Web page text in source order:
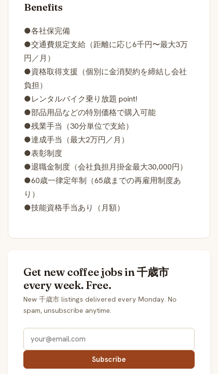
Benefits
●各社保完備
●交通費規定支給（距離に応じ6千円〜最大3万
円／月）
●資格取得支援（個別に金消契約を締結し会社
負担）
●レンタルバイク乗り放題 point!
●部品用品などの特別価格で購入可能
●残業手当（30分単位で支給）
●達成手当（最大2万円／月）
●表彰制度
●退職金制度（会社負担月掛金最大30,000円）
●60歳一律定年制（65歳までの再雇用制度あ
り）
●技能資格手当あり（月額）
Get new coffee jobs in 千歳市
every week. Free.
New 千歳市 listings delivered every Monday. No
spam, unsubscribe anytime.
Subscribe